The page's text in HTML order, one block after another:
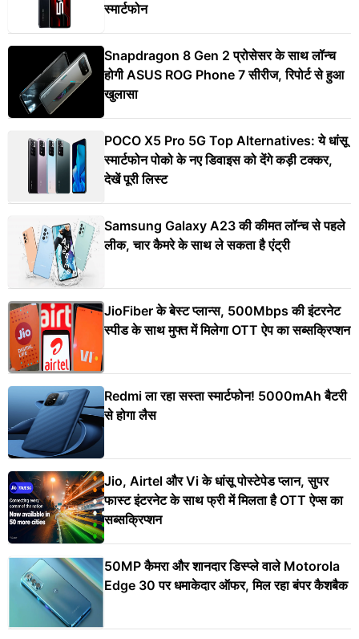
स्मार्टफोन
Snapdragon 8 Gen 2 प्रोसेसर के साथ लॉन्च
होगी ASUS ROG Phone 7 सीरीज, रिपोर्ट से हुआ
खुलासा
POCO X5 Pro 5G Top Alternatives: ये धांसू
स्मार्टफोन पोको के नए डिवाइस को देंगे कड़ी टक्कर,
देखें पूरी लिस्ट
Samsung Galaxy A23 की कीमत लॉन्च से पहले
लीक, चार कैमरे के साथ ले सकता है एंट्री
JioFiber के बेस्ट प्लान्स, 500Mbps की इंटरनेट
स्पीड के साथ मुफ्त में मिलेगा OTT ऐप का सब्सक्रिप्शन
Redmi ला रहा सस्ता स्मार्टफोन! 5000mAh बैटरी
से होगा लैस
Jio, Airtel और Vi के धांसू पोस्टेपेड प्लान, सुपर
फास्ट इंटरनेट के साथ फ्री में मिलता है OTT ऐप्स का
सब्सक्रिप्शन
50MP कैमरा और शानदार डिस्प्ले वाले Motorola
Edge 30 पर धमाकेदार ऑफर, मिल रहा बंपर कैशबैक